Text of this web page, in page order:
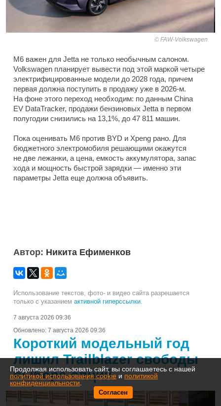
FAW-Volkswagen
M6 важен для Jetta не только необычным салоном.
Volkswagen планирует вывести под этой маркой четыре
электрифицированные модели до 2028 года, причем
первая должна поступить в продажу уже в 2026-м.
На фоне этого переход необходим: по данным China
EV DataTracker, продажи бензиновых Jetta в первом
полугодии снизились на 13,1%, до 47 811 машин.
Пока оценивать M6 против BYD и Xpeng рано. Для
бюджетного электромобиля решающими окажутся
не две лежанки, а цена, емкость аккумулятора, запас
хода и мощность быстрой зарядки — именно эти
параметры Jetta еще должна объявить.
Автор: Никита Ефименков
Использование текстов, фото- и видео сайта разрешается
только с указанием активной гиперссылки.
7 августа 2026 09:36
Обновлено: 7 августа 2026 09:36
Короткий модельный год
лишил Trailblazer свободы
выбора опций
Продолжая использовать сайт, вы соглашаетесь с нашей
политикой использования cookie и политикой
конфиденциальности
Согласен